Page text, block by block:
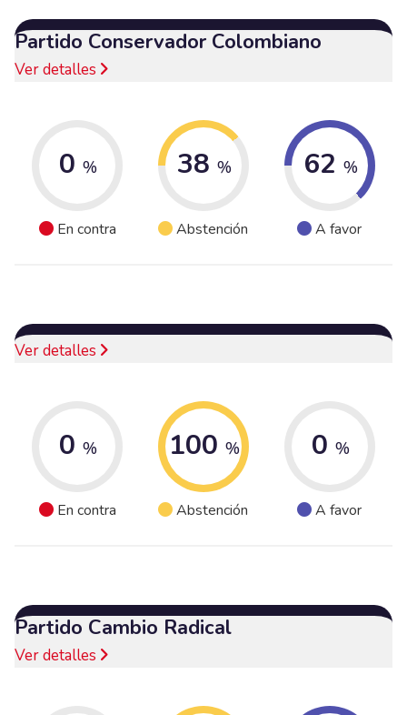
Partido Conservador Colombiano
Ver detalles
0 %
En contra
38 %
Abstención
62 %
A favor
Ver detalles
0 %
En contra
100 %
Abstención
0 %
A favor
Partido Cambio Radical
Ver detalles